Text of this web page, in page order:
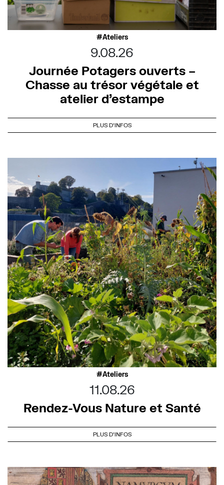
Ateliers
9.08.26
Journée Potagers ouverts –
Chasse au trésor végétale et
atelier d’estampe
PLUS D'INFOS
Ateliers
11.08.26
Rendez-Vous Nature et Santé
PLUS D'INFOS